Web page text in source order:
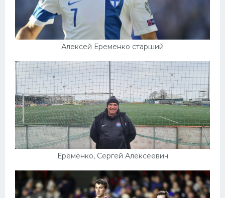
Алексей Еременко старший
Ерёменко, Сергей Алексеевич